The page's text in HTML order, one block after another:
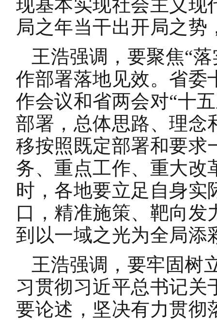
现基本实现社会主义现
局之年当干出开局之
王浩强调，要聚焦“
作部署落地见效。省委
作会议和省两会对“十
部署，总体思路、理念
移按照既定部署和要求
务、重点工作、重大改
时，各地要立足自身实
口，精准施策、靶向
到以一域之光为全局添
王浩强调，要牢固树
习贯彻习近平总书记关
要论述，坚决有力贯彻